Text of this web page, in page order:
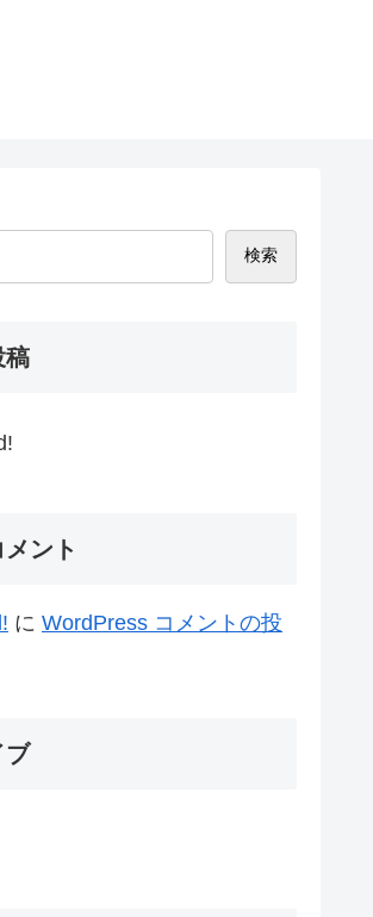
検索
稿
ント
に WordPress コメントの投
ブ